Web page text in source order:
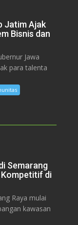
Jatim Ajak
Bisnis dan
Jawa
para talenta
Semarang
Kompetitif di
Raya mulai
kawasan